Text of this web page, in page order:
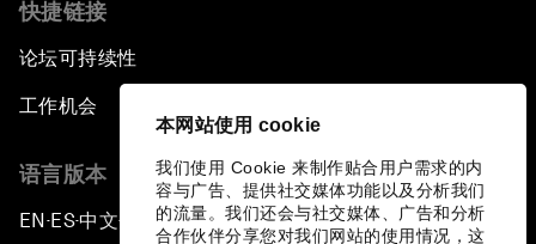
本网站使用 cookie
我们使用 Cookie 来制作贴合用户需求的内
容与广告、提供社交媒体功能以及分析我们
的流量。我们还会与社交媒体、广告和分析
合作伙伴分享您对我们网站的使用情况，这
快捷链接
论坛可持续性
工作机会
语言版本
EN ▪ ES▪中文▪ 日本語